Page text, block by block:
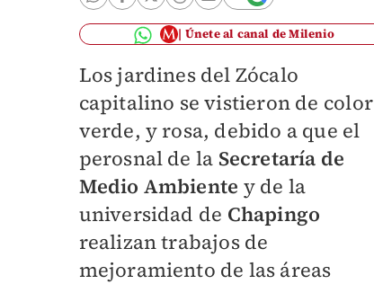
Únete al canal de Milenio
Los jardines del Zócalo
capitalino se vistieron de color
verde, y rosa, debido a que el
perosnal de la Secretaría de
Medio Ambiente y de la
universidad de Chapingo
realizan trabajos de
mejoramiento de las áreas